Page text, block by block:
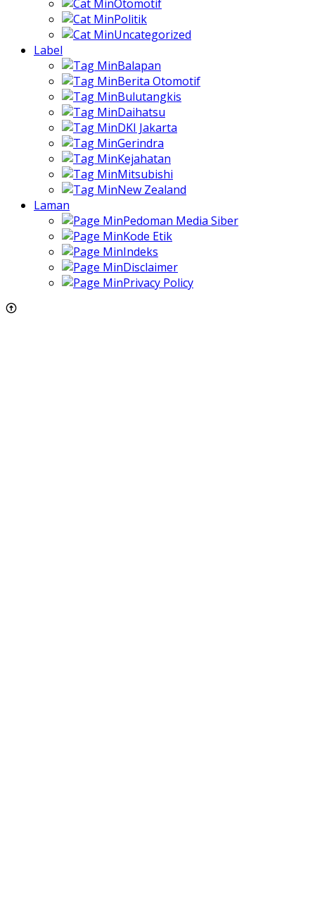
Otomotif
Politik
Uncategorized
Label
Balapan
Berita Otomotif
Bulutangkis
Daihatsu
DKI Jakarta
Gerindra
Kejahatan
Mitsubishi
New Zealand
Laman
Pedoman Media Siber
Kode Etik
Indeks
Disclaimer
Privacy Policy